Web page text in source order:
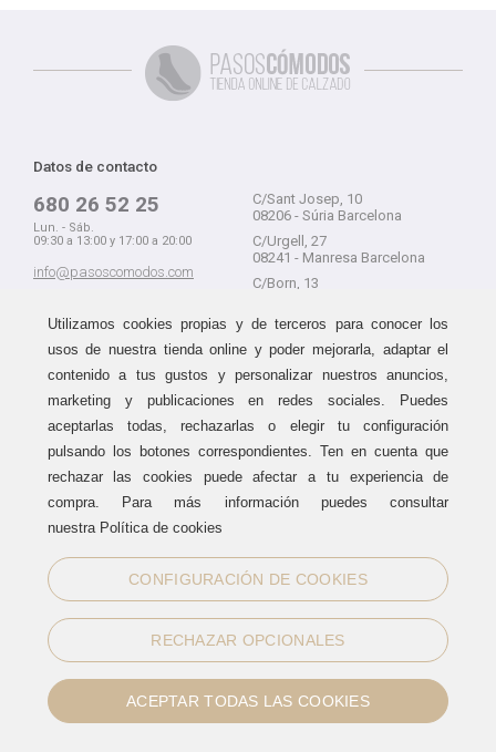
Datos de contacto
680 26 52 25
Lun. - Sáb.
09:30 a 13:00 y 17:00 a 20:00
info@pasoscomodos.com
C/Sant Josep, 10
08206 - Súria Barcelona
C/Urgell, 27
08241 - Manresa Barcelona
C/Born, 13
Guía de compra
Métodos de envío
Área de clientes
Devolución sin problemas
Haz tus compras sin miedo a
equivocarte:
aceptamos devolucionesdurante
15 días.
Sellos de confianza
Información legal |Política de Cookies
Utilizamos cookies propias y de terceros para conocer los
usos de nuestra tienda online y poder mejorarla, adaptar el
contenido a tus gustos y personalizar nuestros anuncios,
marketing y publicaciones en redes sociales. Puedes
aceptarlas todas, rechazarlas o elegir tu configuración
pulsando los botones correspondientes. Ten en cuenta que
rechazar las cookies puede afectar a tu experiencia de
compra. Para más información puedes consultar
nuestra Política de cookies
CONFIGURACIÓN DE COOKIES
RECHAZAR OPCIONALES
ACEPTAR TODAS LAS COOKIES